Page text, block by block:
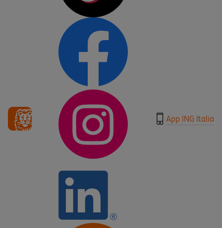
App ING Italia